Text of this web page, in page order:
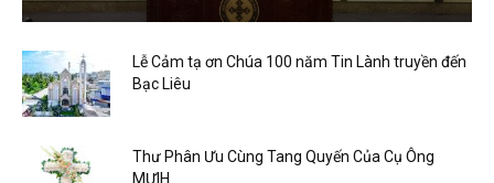
Lễ Cảm tạ ơn Chúa 100 năm Tin Lành truyền đến
Bạc Liêu
Thư Phân Ưu Cùng Tang Quyến Của Cụ Ông
MƯIH